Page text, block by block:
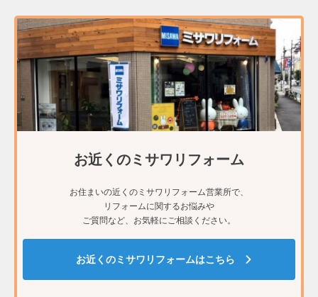
お近くのミサワリフォーム
お住まいの近くのミサワリフォーム営業所で、
リフォームに関するお悩みや
ご質問など、お気軽にご相談ください。
お近くのミサワリフォームはこちら